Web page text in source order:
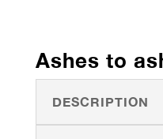
Ashes to
DESCRIPTION